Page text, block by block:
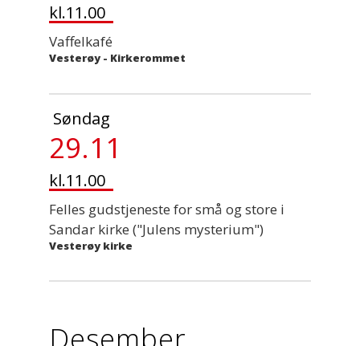
kl.11.00
Vaffelkafé
Vesterøy - Kirkerommet
Søndag
29.11
kl.11.00
Felles gudstjeneste for små og store i
Sandar kirke ("Julens mysterium")
Vesterøy kirke
Desember